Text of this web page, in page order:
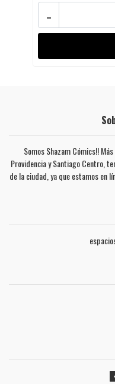
-
Somos Shazam Cómics!!
Providencia y Santiago Centro,
de la ciudad, ya que estamos en